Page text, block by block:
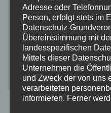
Adresse oder
Person, erfolgt stets im
Datenschutz-
Übereinstimmung mit
landesspezifischen
Mittels dieser
Unternehmen die
und Zweck der von uns
verarbeiteten
informieren. Ferner